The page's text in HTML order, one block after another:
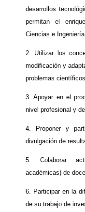
desarrollos
permitan el
Ciencias e
2. Utilizar los
modificación y
problemas
3. Apoyar en el
nivel profesional y
4. Proponer y
divulgación de
5. Colaborar
académicas) de
6. Participar en la
de su trabajo de